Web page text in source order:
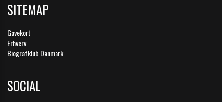
SITEMAP
Gavekort
Erhverv
Biografklub Danmark
SOCIAL